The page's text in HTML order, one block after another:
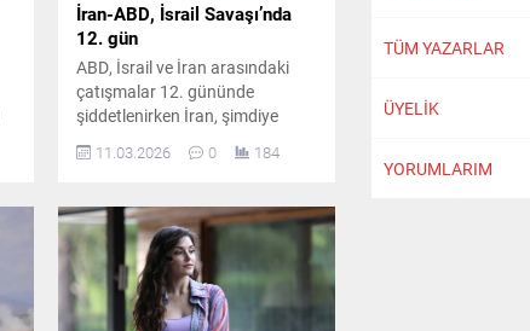
İran-ABD, İsrail Savaşı’nda
12. gün
ABD, İsrail ve İran arasındaki
çatışmalar 12. gününde
şiddetlenirken İran, şimdiye
kadarki en yoğun
operasyonlardan birini
ise Hizbullah komutanının
öldürüldüğünü duyururken
Washington’da savaşın geleceği
tartışılıyor.
11.03.2026 0 184
TÜM YAZARLAR
ÜYELİK
YORUMLARIM